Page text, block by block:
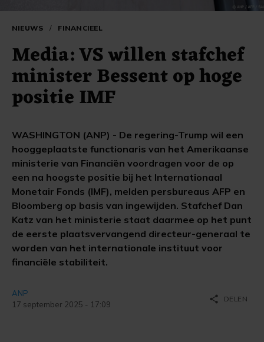
NIEUWS / FINANCIEEL
Media: VS willen stafchef
minister Bessent op hoge
positie IMF
WASHINGTON (ANP) - De regering-Trump wil een
hooggeplaatste functionaris van het Amerikaanse
ministerie van Financiën voordragen voor de op
een na hoogste positie bij het Internationaal
Monetair Fonds (IMF), melden persbureaus AFP en
Bloomberg op basis van ingewijden. Stafchef Dan
Katz van het ministerie staat daarmee op het punt
de eerste plaatsvervangend directeur-generaal te
worden van het internationale instituut voor
financiële stabiliteit.
ANP
17 september 2025 - 17:09
share DELEN